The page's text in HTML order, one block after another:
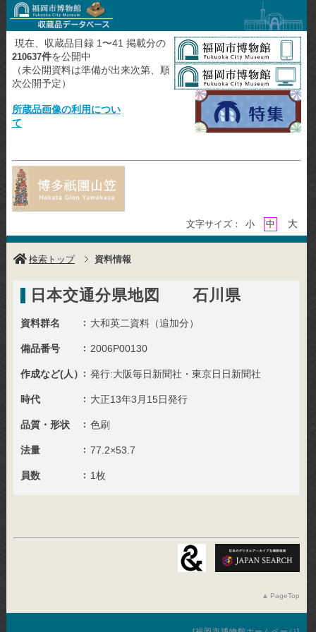
現在、収蔵品目録 1〜41 掲載分の
210637件を公開中
（未公開資料は準備が出来次第、順
次公開予定）
所蔵品画像の利用につい
て
文字サイズ： 小 中 大
検索トップ 資料情報
日本交通分県地図 石川県
資料群名 大和英二資料（追加分）
備品番号 2006P00130
作成など(人） 発行:大阪毎日新聞社・東京日日新聞社
時代 大正13年3月15日発行
品質・形状 色刷
法量 77.2×53.7
員数 1枚
PageTop